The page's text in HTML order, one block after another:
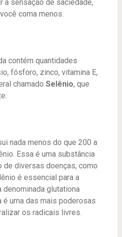
a sensação de saciedade,
coma menos.
contém quantidades
fósforo, zinco, vitamina E,
chamado Selênio, que
nada menos do que 200 a
Essa é uma substância
de diversas doenças, como
é essencial para a
glutationa
uma das mais poderosas
os radicais livres.